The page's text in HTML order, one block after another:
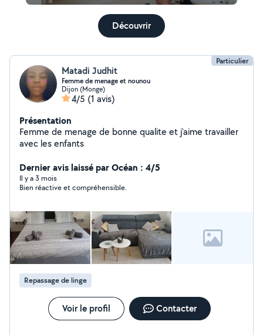
Découvrir
Particulier
Matadi Judhit
Femme de menage et nounou
Dijon (Monge)
4/5 (1 avis)
Présentation
Femme de menage de bonne qualite et j'aime travailler
avec les enfants
Dernier avis laissé par Océan : 4/5
Il y a 3 mois
Bien réactive et compréhensible.
Repassage de linge
Voir le profil Contacter